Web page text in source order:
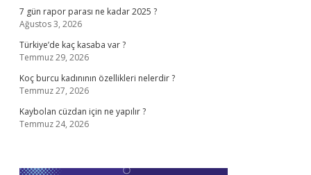
7 gün rapor parası ne kadar 2025 ?
Ağustos 3, 2026
Türkiye’de kaç kasaba var ?
Temmuz 29, 2026
Koç burcu kadınının özellikleri nelerdir ?
Temmuz 27, 2026
Kaybolan cüzdan için ne yapılır ?
Temmuz 24, 2026